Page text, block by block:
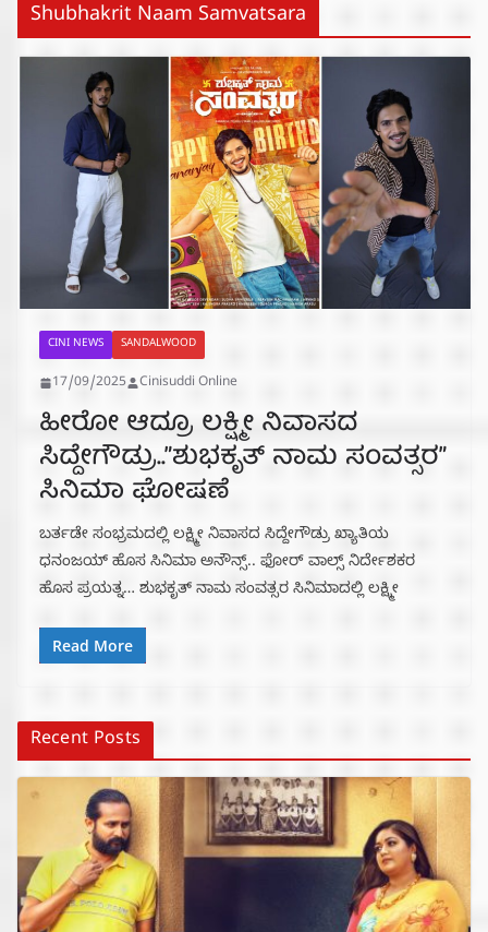
Shubhakrit Naam Samvatsara
CINI NEWS SANDALWOOD
17/09/2025 Cinisuddi Online
ಹೀರೋ ಆದ್ರೂ ಲಕ್ಷ್ಮೀ ನಿವಾಸದ
ಸಿದ್ದೇಗೌಡ್ರು..”ಶುಭಕೃತ್ ನಾಮ‌ ಸಂವತ್ಸರ”
ಸಿನಿಮಾ ಘೋಷಣೆ
ಬರ್ತಡೇ ಸಂಭ್ರಮದಲ್ಲಿ ಲಕ್ಷ್ಮೀ ನಿವಾಸದ ಸಿದ್ದೇಗೌಡ್ರು ಖ್ಯಾತಿಯ
ಧನಂಜಯ್ ಹೊಸ ಸಿನಿಮಾ ಅನೌನ್ಸ್.. ಫೋರ್ ವಾಲ್ಸ್ ನಿರ್ದೇಶಕರ
ಹೊಸ ಪ್ರಯತ್ನ… ಶುಭಕೃತ್ ನಾಮ‌ ಸಂವತ್ಸರ ಸಿನಿಮಾದಲ್ಲಿ ಲಕ್ಷ್ಮೀ
Read More
Recent Posts